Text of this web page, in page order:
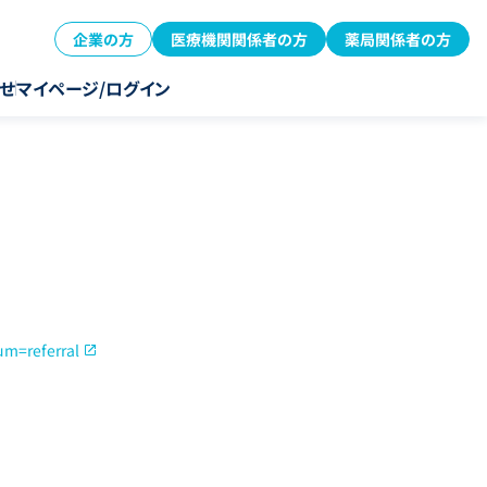
企業の方 医療機関関係者の方 薬局関係者の方
マイページ/ログイン